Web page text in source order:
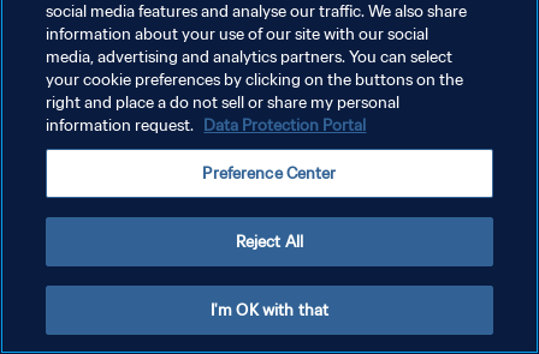
プライバシーポリシー
サービス利用規約
クッキー設定の管理
social media features and analyse our traffic. We also share
information about your use of our site with our social
media, advertising and analytics partners. You can select
your cookie preferences by clicking on the buttons on the
right and place a do not sell or share my personal
information request. Data Protection Portal
Preference Center
Reject All
I'm OK with that